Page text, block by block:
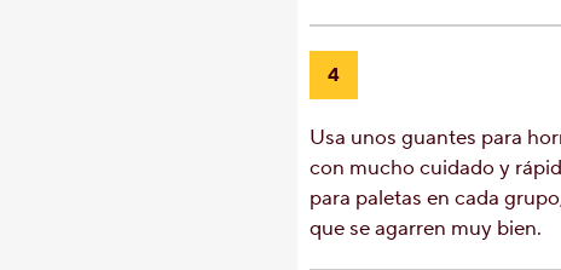
4
Usa unos guantes para
con mucho cuidado y
para paletas en cada
que se agarren muy bien.